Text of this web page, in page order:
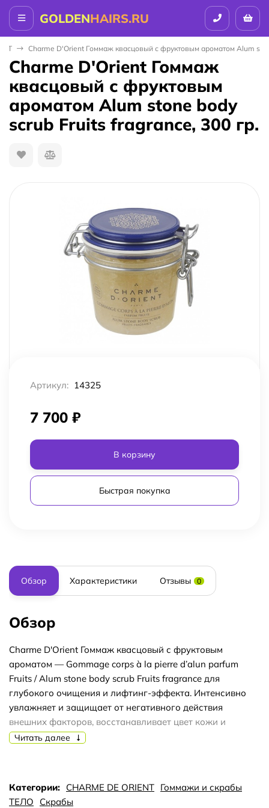
GOLDENHAIRS.RU
Charme D'Orient Гоммаж квасцовый с фруктовым ароматом Alum
Charme D'Orient Гоммаж
квасцовый с фруктовым
ароматом Alum stone body
scrub Fruits fragrance, 300 гр.
Артикул: 14325
7 700 ₽
В корзину
Быстрая покупка
Обзор Характеристики Отзывы 0
Обзор
Charme D'Orient Гоммаж квасцовый с фруктовым
ароматом — Gommage corps à la pierre d’alun parfum
Fruits / Alum stone body scrub Fruits fragrance для
глубокого очищения и лифтинг-эффекта. Интенсивно
увлажняет и защищает от негативного действия
внешних факторов, восстанавливает цвет кожи и
выравнивает рельеф. Мед и пчелиное маточное молочко
фруктов питает кожу витаминами А, В и С, повышает
Читать далее
Категории: CHARME DE ORIENT Гоммажи и скрабы
ТЕЛО
Скрабы